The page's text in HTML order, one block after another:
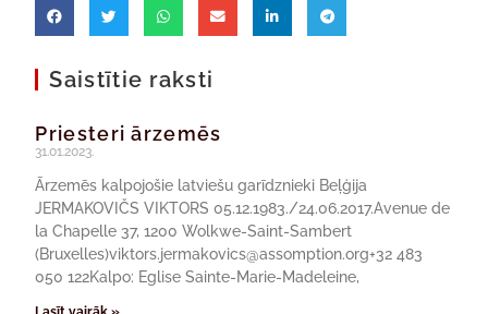
Saistītie raksti
Priesteri ārzemēs
31.01.2023.
Ārzemēs kalpojošie latviešu garīdznieki Beļģija
JERMAKOVIČS VIKTORS 05.12.1983./24.06.2017.Avenue de
la Chapelle 37, 1200 Wolkwe-Saint-Sambert
(Bruxelles)viktors.jermakovics@assomption.org+32 483
050 122Kalpo: Eglise Sainte-Marie-Madeleine,